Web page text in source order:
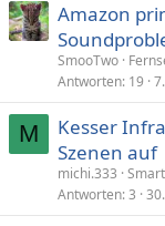
Amazon
SmooTwo
Antworten 19
M
Kesser
Szenen auf
michi.333
Antworten 3